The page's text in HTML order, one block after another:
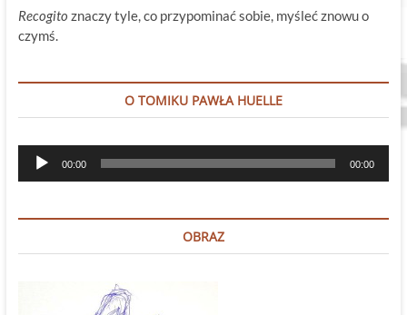
Recogito znaczy tyle, co przypominać sobie, myśleć znowu o
czymś.
O TOMIKU PAWŁA HUELLE
Odtwarzacz
plików
00:00 00:00
OBRAZ